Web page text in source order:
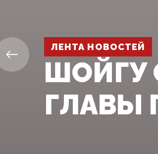
ЛЕНТА НОВОСТЕЙ
ШОЙГУ
ГЛАВЫ